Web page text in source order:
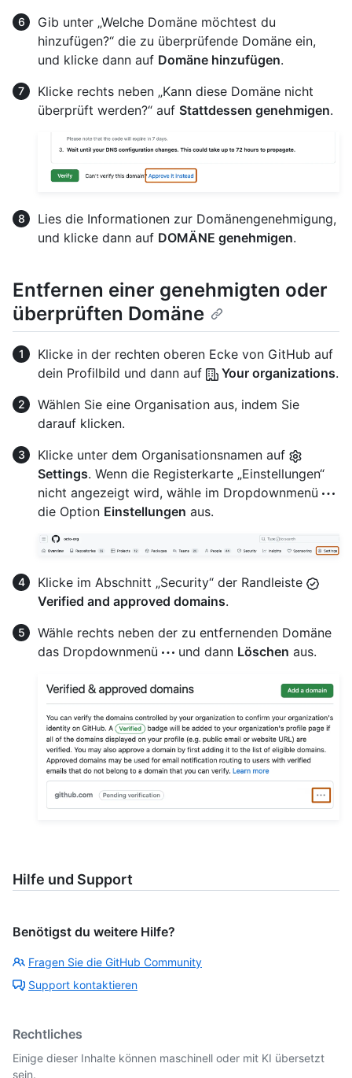
Gib unter „Welche Domäne möchtest du
hinzufügen?“ die zu überprüfende Domäne ein,
und klicke dann auf Domäne hinzufügen.
Klicke rechts neben „Kann diese Domäne nicht
überprüft werden?“ auf Stattdessen genehmigen.
Lies die Informationen zur Domänengenehmigung,
und klicke dann auf DOMÄNE genehmigen.
Entfernen einer genehmigten oder
überprüften Domäne
Klicke in der rechten oberen Ecke von GitHub auf
dein Profilbild und dann auf
Your organizations.
Wählen Sie eine Organisation aus, indem Sie
darauf klicken.
Klicke unter dem Organisationsnamen auf
Settings. Wenn die Registerkarte „Einstellungen“
nicht angezeigt wird, wähle im Dropdownmenü
die Option Einstellungen aus.
Klicke im Abschnitt „Security“ der Randleiste
Verified and approved domains.
Wähle rechts neben der zu entfernenden Domäne
das Dropdownmenü
und dann Löschen aus.
Hilfe und Support
Benötigst du weitere Hilfe?
Fragen Sie die GitHub Community
Support kontaktieren
Rechtliches
Einige dieser Inhalte können maschinell oder mit KI übersetzt
sein.